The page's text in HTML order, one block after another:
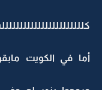
أما في الكويت